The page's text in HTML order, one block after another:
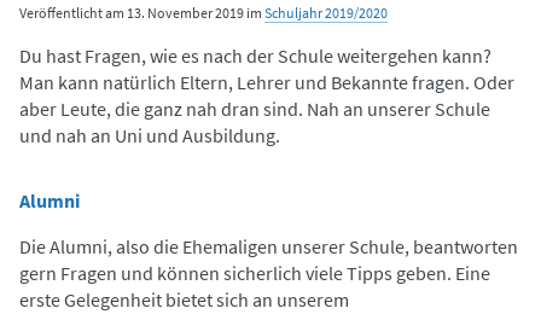
Veröffentlicht am 13. November 2019 im Schuljahr 2019/2020
Du hast Fragen, wie es nach der Schule weitergehen kann?
Man kann natürlich Eltern, Lehrer und Bekannte fragen. Oder
aber Leute, die ganz nah dran sind. Nah an unserer Schule
und nah an Uni und Ausbildung.
Alumni
Die Alumni, also die Ehemaligen unserer Schule, beantworten
gern Fragen und können sicherlich viele Tipps geben. Eine
erste Gelegenheit bietet sich an unserem